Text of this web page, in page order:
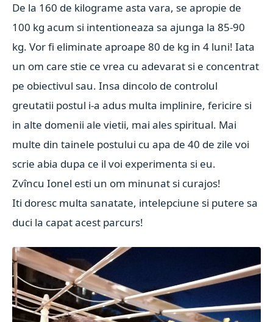
De la 160 de kilograme asta vara, se apropie de
100 kg acum si intentioneaza sa ajunga la 85-90
kg.Vor fi eliminate aproape 80 de kg in 4 luni!Iata
un om care stie ce vrea cu adevarat si e concentrat
pe obiectivul sau.Insa dincolo de controlul
greutatii postul i-a adus multa implinire, fericire si
in alte domenii ale vietii, mai ales spiritual. Mai
multe din tainele postului cu apa de 40 de zile voi
scrie abia dupa ce il voi experimenta si eu.
Zvîncu Ionel esti un om minunat si curajos!
Iti doresc multa sanatate, intelepciune si putere sa
duci la capat acest parcurs!